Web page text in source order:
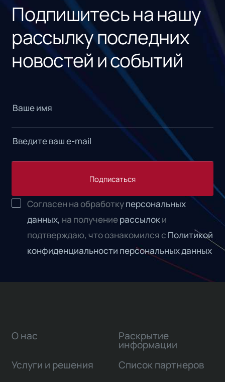
Подпишитесь на нашу
рассылку последних
новостей и событий
Подписаться
Согласен на обработкуперсональных
данных, на получениерассылоки
подтверждаю, что ознакомился с Политикой
конфиденциальности персональных данных
О нас
Услуги и решения
Раскрытие
информации
Список партнеров